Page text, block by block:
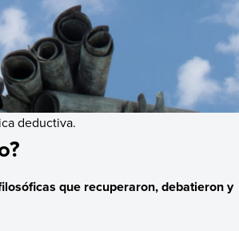
deductiva.
que recuperaron, debatieron y